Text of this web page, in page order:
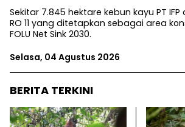
Sekitar 7.845 hektare kebun kayu PT
RO 11 yang ditetapkan sebagai area
FOLU Net Sink 2030.
Selasa, 04 Agustus 2026
BERITA TERKINI